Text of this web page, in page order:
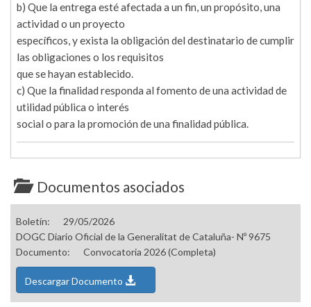
b) Que la entrega esté afectada a un fin, un propósito, una
actividad o un proyecto
específicos, y exista la obligación del destinatario de cumplir
las obligaciones o los requisitos
que se hayan establecido.
c) Que la finalidad responda al fomento de una actividad de
utilidad pública o interés
social o para la promoción de una finalidad pública.
Documentos asociados
Boletín:
29/05/2026
DOGC Diario Oficial de la Generalitat de Cataluña- Nº 9675
Documento:
Convocatoria 2026 (Completa)
Descargar Documento